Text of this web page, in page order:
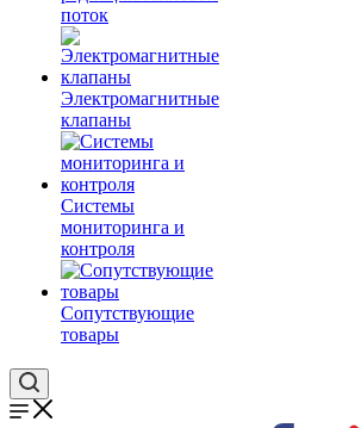
поток
Электромагнитные
клапаны
Системы
мониторинга и
контроля
Сопутствующие
товары